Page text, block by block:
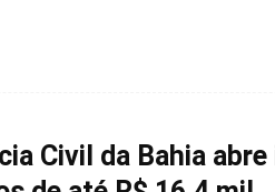
Civil da Bahia